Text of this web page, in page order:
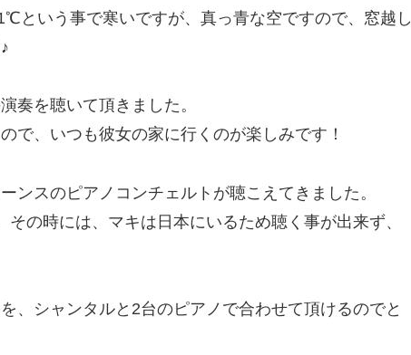
という事で寒いですが、真っ青な空ですので、窓越し
奏を聴いて頂きました。
で、いつも彼女の家に行くのが楽しみです！
ンスのピアノコンチェルトが聴こえてきました。
の時には、マキは日本にいるため聴く事が出来ず、
、シャンタルと2台のピアノで合わせて頂けるのでと